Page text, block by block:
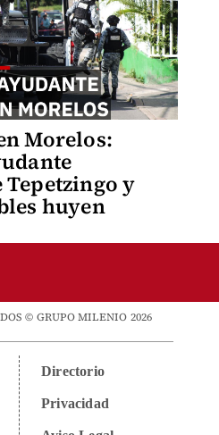
Morelos:
y
huyen
© GRUPO MILENIO 2026
Directorio
Privacidad